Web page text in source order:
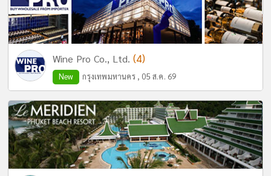
Wine Pro Co., Ltd. (4)
New กรุงเทพมหานคร , 05 ส.ค. 69